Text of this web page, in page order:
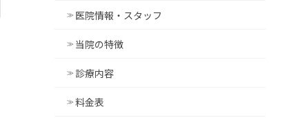
医院情報・スタッフ
当院の特徴
診療内容
料金表